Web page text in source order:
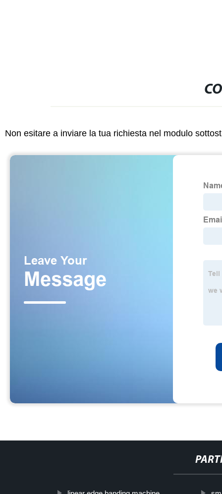
Non esitare a inviare la tua richiesta nel modulo